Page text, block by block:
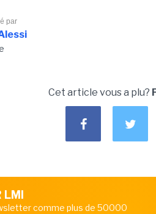
par
Cet article vous a plu?
comme plus de 50000